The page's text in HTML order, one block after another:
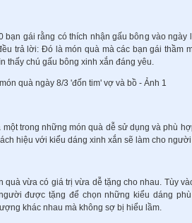
bạn gái rằng có thích nhận gấu bông vào
trả lời: Đó là món quà mà các bạn gái thầm
thấy chú gấu bông xinh xắn đáng yêu.
một trong những món quà dễ sử dụng và phù
hiệu với kiểu dáng xinh xắn sẽ làm cho
quà vừa có giá trị vừa dễ tặng cho nhau. Tùy
được tặng để chọn những kiểu dáng
khác nhau mà không sợ bị hiểu lầm.